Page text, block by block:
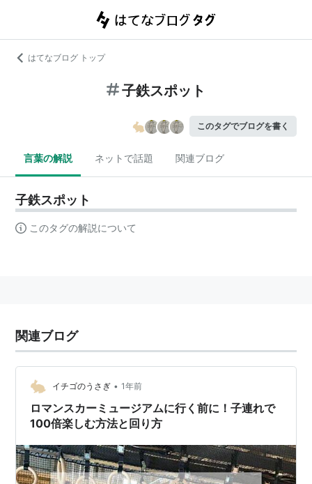
はてなブログ トップ
子鉄スポット
このタグでブログを書く
言葉の解説 ネットで話題 関連ブログ
子鉄スポット
このタグの解説について
関連ブログ
イチゴのうさぎ • 1年前
ロマンスカーミュージアムに行く前に！子連れで
100倍楽しむ方法と回り方